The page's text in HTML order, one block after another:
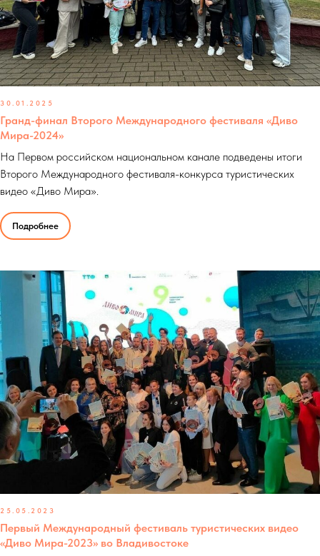
30.01.2025
Гранд-финал Второго Международного фестиваля «Диво
Мира-2024»
На Первом российском национальном канале подведены итоги
Второго Международного фестиваля-конкурса туристических
видео «Диво Мира».
Подробнее
25.05.2023
Первый Международный фестиваль туристических видео
«Диво Мира-2023» во Владивостоке